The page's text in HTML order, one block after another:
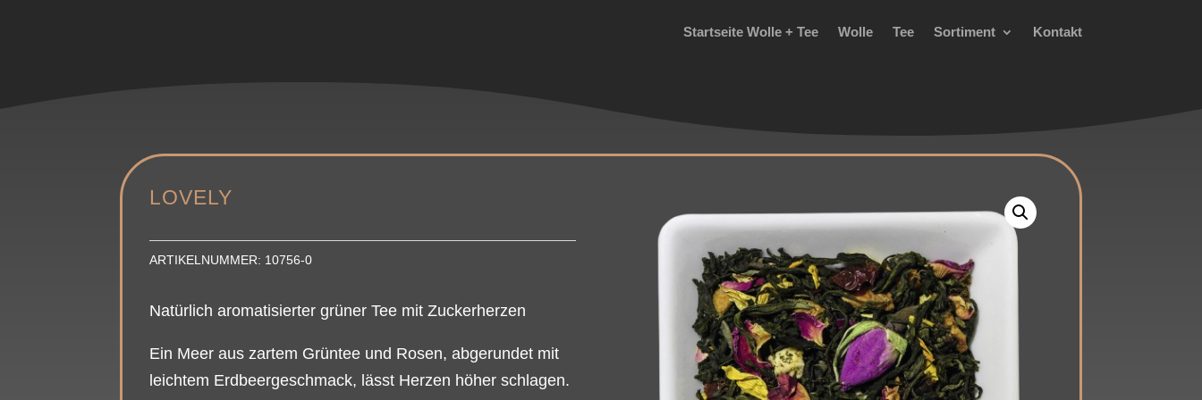
Startseite Wolle + Tee Wolle Tee Sortiment Kontakt
LOVELY
ARTIKELNUMMER: 10756-0
Natürlich aromatisierter grüner Tee mit Zuckerherzen
Ein Meer aus zartem Grüntee und Rosen, abgerundet mit
leichtem Erdbeergeschmack, lässt Herzen höher schlagen.